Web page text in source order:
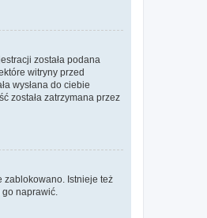
została podana
witryny przed
wysłana do ciebie
została zatrzymana przez
zablokowano. Istnieje też
go naprawić.